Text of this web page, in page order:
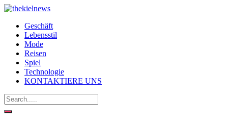
Geschäft
Lebensstil
Mode
Reisen
Spiel
Technologie
KONTAKTIERE UNS